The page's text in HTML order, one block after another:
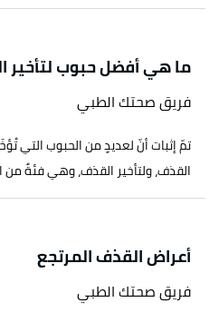
ما هي أفضل حبوب لتأخير
فريق صحتك الطبي
تمّ إثبات أنّ لعديدٍ من الحبوب التي
القذف، ولتأخير القذف، وهي فئةٌ من
أعراض القذف المرتجع
فريق صحتك الطبي